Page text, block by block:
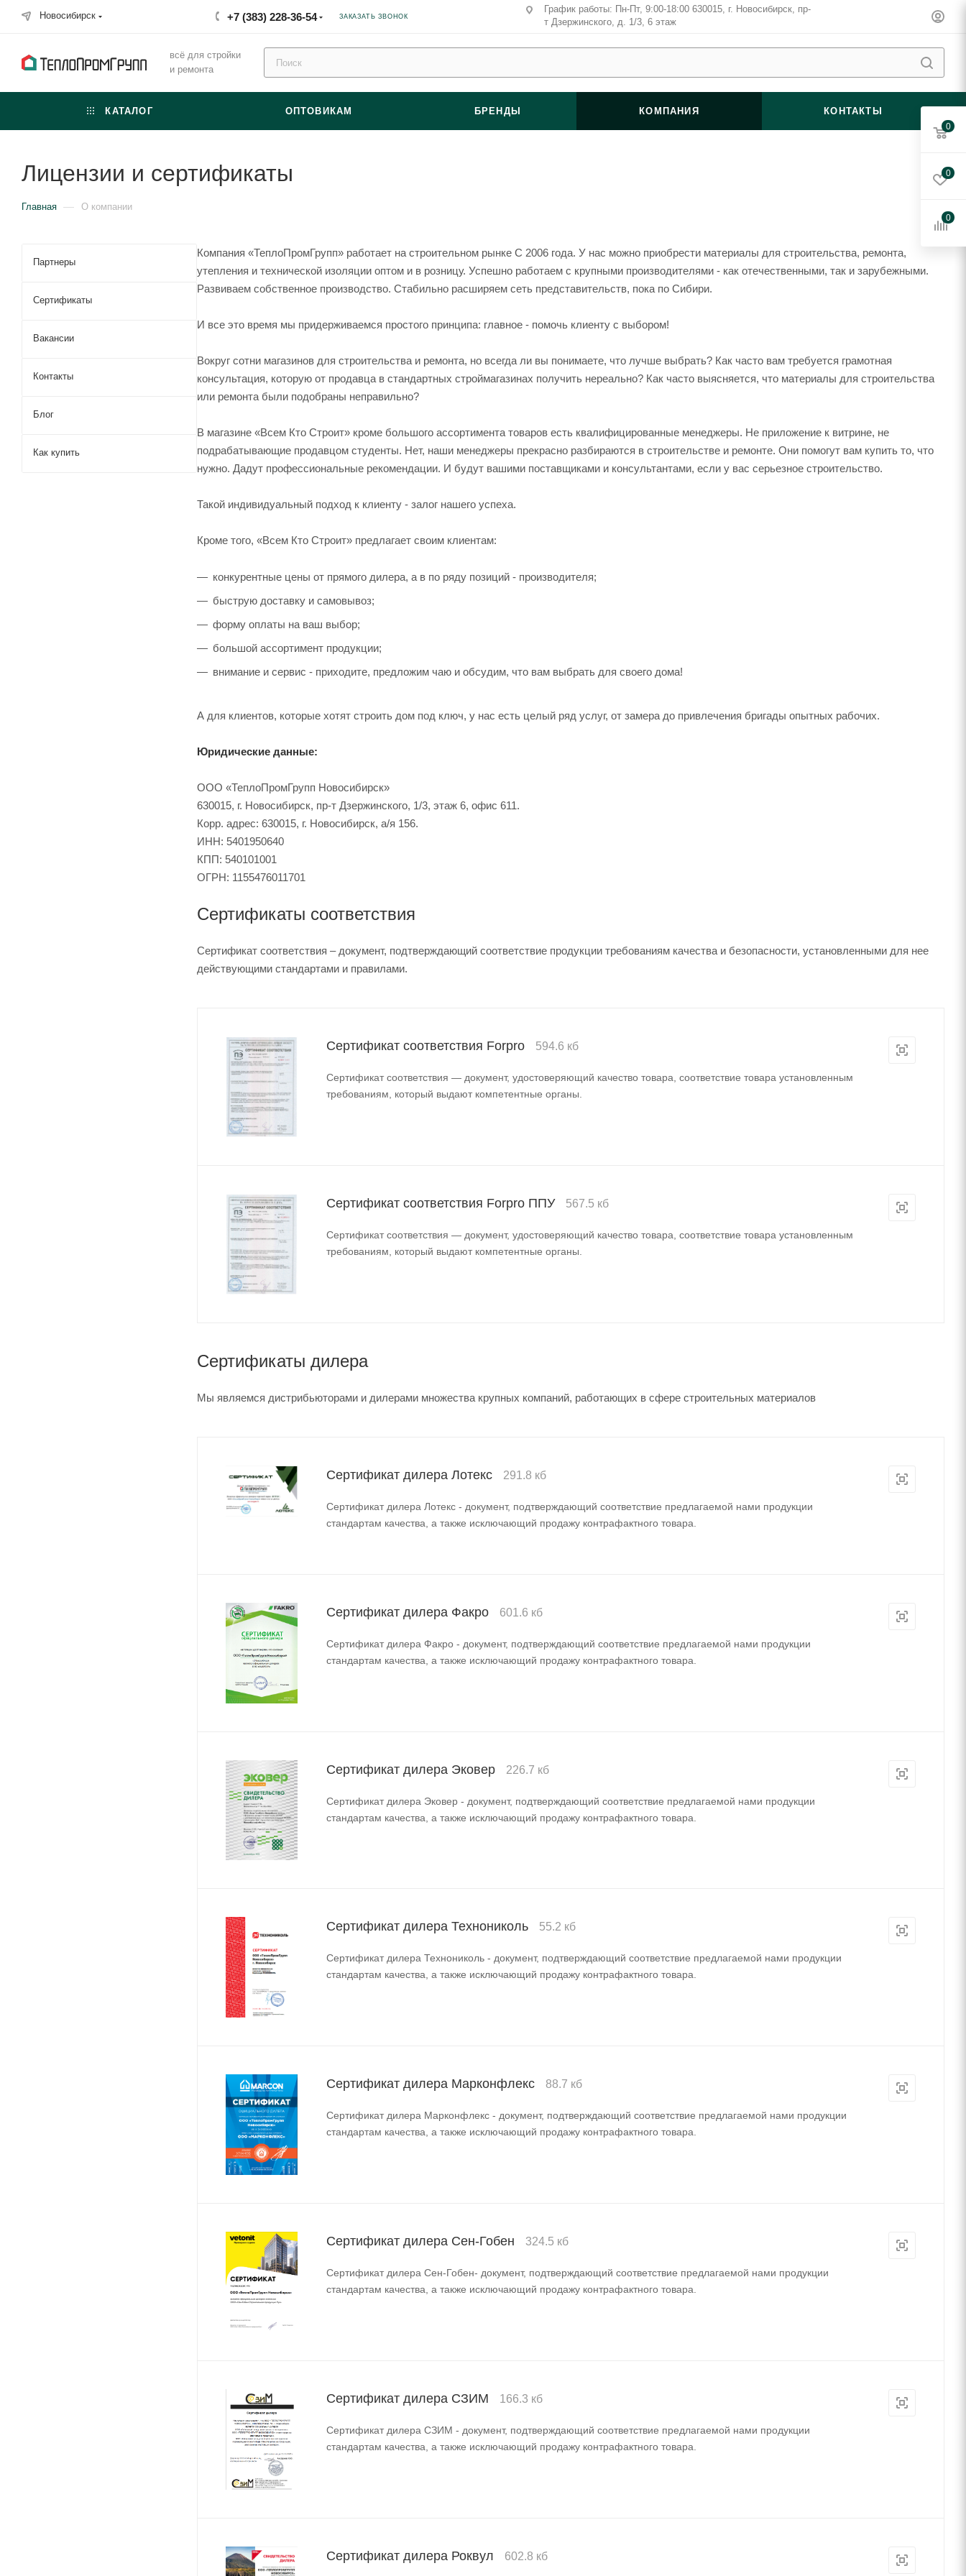
Новосибирск +7 (383) 228-36-54 ЗАКАЗАТЬ ЗВОНОК
График работы: Пн-Пт, 9:00-18:00 630015, г. Новосибирск, пр-
т Дзержинского, д. 1/3, 6 этаж
всё для стройки
и ремонта
КАТАЛОГ ОПТОВИКАМ БРЕНДЫ КОМПАНИЯ КОНТАКТЫ
Лицензии и сертификаты
Главная — О компании
Компания «ТеплоПромГрупп» работает на строительном рынке C 2006 года. У нас можно приобрести материалы для строительства, ремонта,
утепления и технической изоляции оптом и в розницу. Успешно работаем с крупными производителями - как отечественными, так и зарубежными.
Развиваем собственное производство. Стабильно расширяем сеть представительств, пока по Сибири.
И все это время мы придерживаемся простого принципа: главное - помочь клиенту с выбором!
Вокруг сотни магазинов для строительства и ремонта, но всегда ли вы понимаете, что лучше выбрать? Как часто вам требуется грамотная
консультация, которую от продавца в стандартных строймагазинах получить нереально? Как часто выясняется, что материалы для строительства
или ремонта были подобраны неправильно?
В магазине «Всем Кто Строит» кроме большого ассортимента товаров есть квалифицированные менеджеры. Не приложение к витрине, не
подрабатывающие продавцом студенты. Нет, наши менеджеры прекрасно разбираются в строительстве и ремонте. Они помогут вам купить то, что
нужно. Дадут профессиональные рекомендации. И будут вашими поставщиками и консультантами, если у вас серьезное строительство.
Такой индивидуальный подход к клиенту - залог нашего успеха.
Кроме того, «Всем Кто Строит» предлагает своим клиентам:
конкурентные цены от прямого дилера, а в по ряду позиций - производителя;
быструю доставку и самовывоз;
форму оплаты на ваш выбор;
большой ассортимент продукции;
внимание и сервис - приходите, предложим чаю и обсудим, что вам выбрать для своего дома!
А для клиентов, которые хотят строить дом под ключ, у нас есть целый ряд услуг, от замера до привлечения бригады опытных рабочих.
Юридические данные:
ООО «ТеплоПромГрупп Новосибирск»
630015, г. Новосибирск, пр-т Дзержинского, 1/3, этаж 6, офис 611.
Корр. адрес: 630015, г. Новосибирск, а/я 156.
ИНН: 5401950640
КПП: 540101001
ОГРН: 1155476011701
Сертификаты соответствия
Сертификат соответствия – документ, подтверждающий соответствие продукции требованиям качества и безопасности, установленными для нее
действующими стандартами и правилами.
Сертификат соответствия Forpro 594.6 кб
Сертификат соответствия — документ, удостоверяющий качество товара, соответствие товара установленным
требованиям, который выдают компетентные органы.
Сертификат соответствия Forpro ППУ 567.5 кб
Сертификат соответствия — документ, удостоверяющий качество товара, соответствие товара установленным
требованиям, который выдают компетентные органы.
Сертификаты дилера
Мы являемся дистрибьюторами и дилерами множества крупных компаний, работающих в сфере строительных материалов
Сертификат дилера Лотекс 291.8 кб
Сертификат дилера Лотекс - документ, подтверждающий соответствие предлагаемой нами продукции
стандартам качества, а также исключающий продажу контрафактного товара.
Сертификат дилера Факро 601.6 кб
Сертификат дилера Факро - документ, подтверждающий соответствие предлагаемой нами продукции
стандартам качества, а также исключающий продажу контрафактного товара.
Сертификат дилера Эковер 226.7 кб
Сертификат дилера Эковер - документ, подтверждающий соответствие предлагаемой нами продукции
стандартам качества, а также исключающий продажу контрафактного товара.
Сертификат дилера Технониколь 55.2 кб
Сертификат дилера Технониколь - документ, подтверждающий соответствие предлагаемой нами продукции
стандартам качества, а также исключающий продажу контрафактного товара.
Сертификат дилера Марконфлекс 88.7 кб
Сертификат дилера Марконфлекс - документ, подтверждающий соответствие предлагаемой нами продукции
стандартам качества, а также исключающий продажу контрафактного товара.
Сертификат дилера Сен-Гобен 324.5 кб
Сертификат дилера Сен-Гобен- документ, подтверждающий соответствие предлагаемой нами продукции
стандартам качества, а также исключающий продажу контрафактного товара.
Сертификат дилера СЗИМ 166.3 кб
Сертификат дилера СЗИМ - документ, подтверждающий соответствие предлагаемой нами продукции
стандартам качества, а также исключающий продажу контрафактного товара.
Сертификат дилера Роквул 602.8 кб
Партнеры
Сертификаты
Вакансии
Контакты
Блог
Как купить
0
0
0